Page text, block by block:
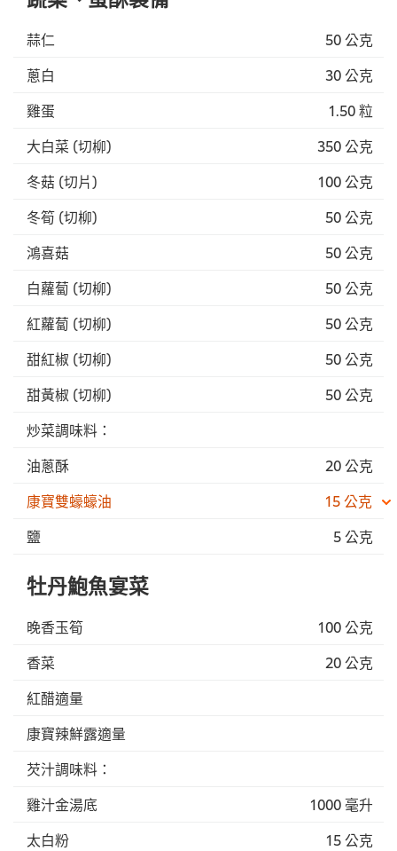
蒜仁
50 公克
蔥白
30 公克
雞蛋
1.50 粒
大白菜 (切柳)
350 公克
冬菇 (切片)
100 公克
冬筍 (切柳)
50 公克
鴻喜菇
50 公克
白蘿蔔 (切柳)
50 公克
紅蘿蔔 (切柳)
50 公克
甜紅椒 (切柳)
50 公克
甜黃椒 (切柳)
50 公克
炒菜調味料：
油蔥酥
20 公克
康寶雙蠔蠔油
15 公克
鹽
5 公克
牡丹鮑魚宴菜
晚香玉筍
100 公克
香菜
20 公克
紅醋適量
康寶辣鮮露適量
芡汁調味料：
雞汁金湯底
1000 毫升
太白粉
15 公克